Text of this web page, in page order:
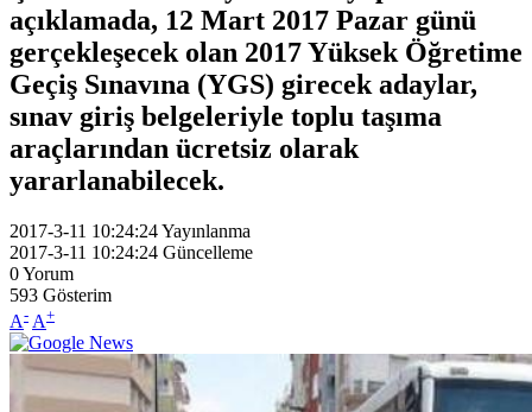
açıklamada, 12 Mart 2017 Pazar günü
gerçekleşecek olan 2017 Yüksek Öğretime
Geçiş Sınavına (YGS) girecek adaylar,
sınav giriş belgeleriyle toplu taşıma
araçlarından ücretsiz olarak
yararlanabilecek.
2017-3-11 10:24:24Yayınlanma
2017-3-11 10:24:24 Güncelleme
0Yorum
593 Gösterim
A- A+